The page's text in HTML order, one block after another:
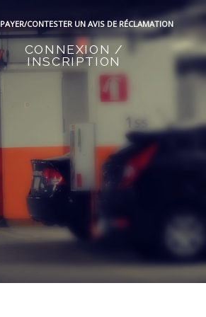
PAYER/CONTESTER UN AVIS DE RÉCLAMATION
CONNEXION /
INSCRIPTION